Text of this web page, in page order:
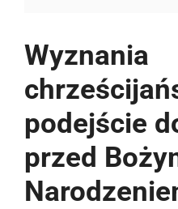
Wyznania
podejście
przed